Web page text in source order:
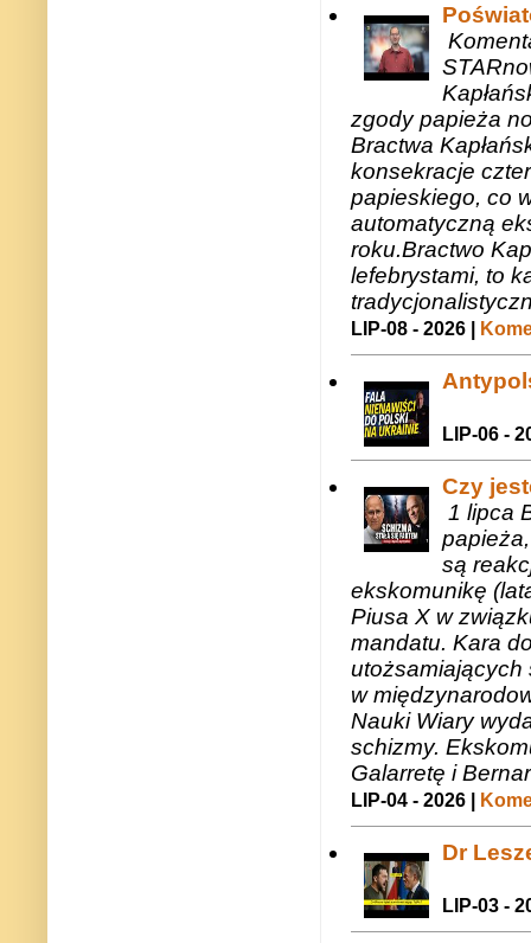
zgody papieża
Bractwa
konsekracje
papieskiego, co
automatyczną
roku.Bractwo
lefebrystami, to
LIP-08 - 2026 |
LIP-06 -
Czy
1 lipca
są
ekskomunikę
Piusa X w
mandatu. Kara
utożsamiających
w
Nauki Wiary
schizmy.
Galarretę i
LIP-04 - 2026 |
Dr
LIP-03 -